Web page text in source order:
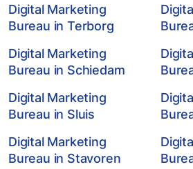
Digital Marketing
Bureau in Terborg
Digital Marketing
Bureau in Schiedam
Digital Marketing
Bureau in Sluis
Digital Marketing
Bureau in Stavoren